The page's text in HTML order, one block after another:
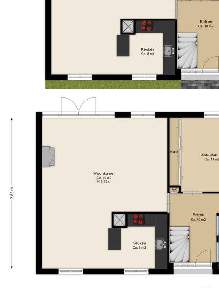
- Badezimmer wurde im Jahr 2022 renoviert;}
- Eigene Einfahrt mit Carport an der Rückseite;}
- In der Nähe des Drentsche Aa Gebiets.